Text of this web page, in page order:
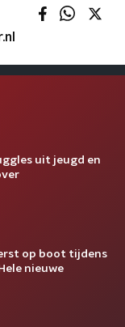
uit jeugd en
op boot tijdens
nieuwe